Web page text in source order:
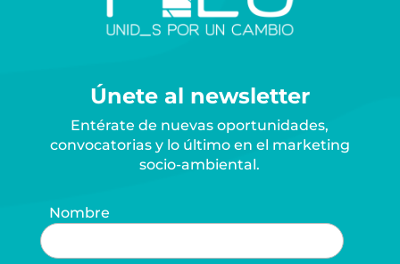
Únete al newsletter
Entérate de nuevas oportunidades,
convocatorias y lo último en el marketing
socio-ambiental.
Nombre